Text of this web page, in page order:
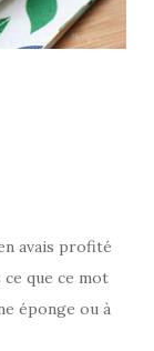
avais profité
ce que ce mot
éponge ou à